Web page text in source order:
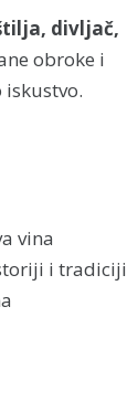
divljač,
obroke i
vina
i tradiciji